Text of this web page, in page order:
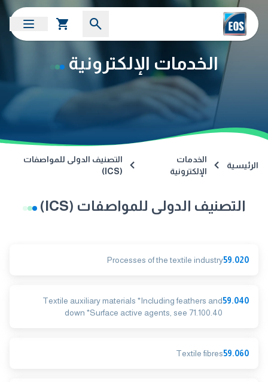
الخدمات الإلكترونية
الرئيسية
الخدمات
الإلكترونية
التصنيف الدولى للمواصفات
(ICS)
التصنيف الدولى للمواصفات (ICS)
59.020
Processes of the textile industry
59.040
Textile auxiliary materials *Including feathers and
down *Surface active agents, see 71.100.40
59.060
Textile fibres